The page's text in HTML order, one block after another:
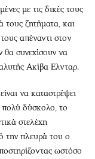
με τις δικές τους
τους ζητήματα, και
απέναντι στον
θα συνεχίσουν να
Ακίβα Ελνταρ.
να καταστρέψει
πολύ δύσκολο, το
στελέχη
την πλευρά του ο
ωστόσο